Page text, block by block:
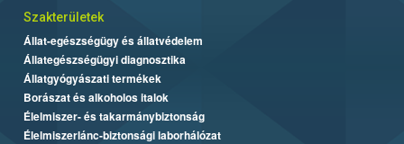
Szakterületek
Állat-egészségügy és állatvédelem
Állategészségügyi diagnosztika
Állatgyógyászati termékek
Borászat és alkoholos italok
Élelmiszer- és takarmánybiztonság
Élelmiszerlánc-biztonsági laborhálózat